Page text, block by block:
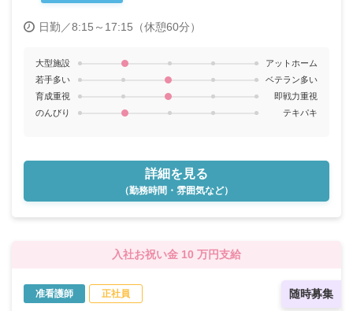
日勤／8:15～17:15（休憩60分）
大型施設
アットホーム
若手多い
ベテラン多い
育成重視
即戦力重視
のんびり
テキパキ
詳細を見る
（勤務時間・雰囲気など）
入社お祝い金 10 万円支給
随時募集
准看護師 正社員